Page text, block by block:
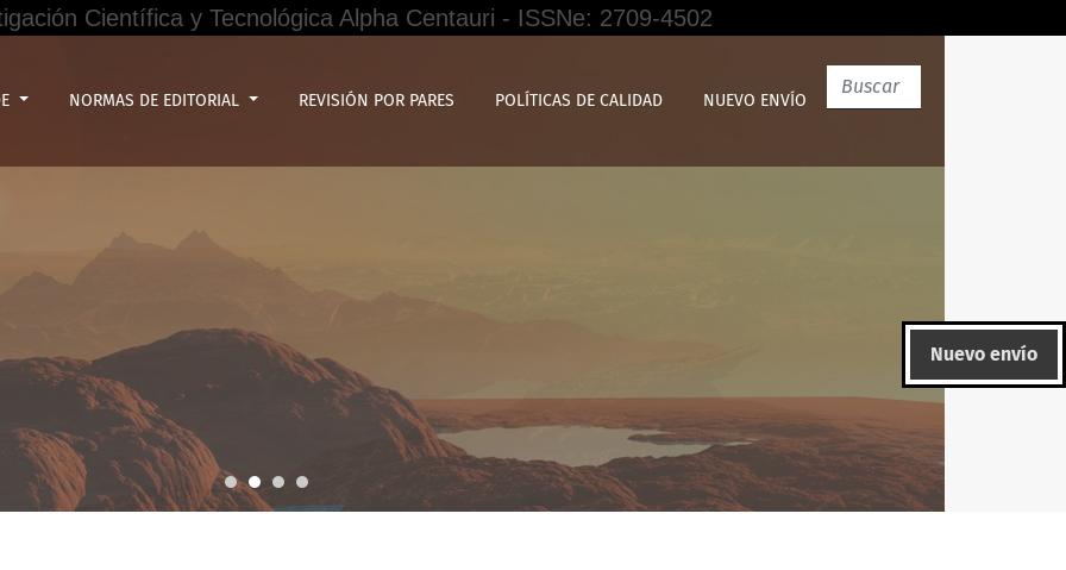
Científica y Tecnológica Alpha Centauri - ISSNe: 2709-4502
NORMAS DE EDITORIAL REVISIÓN POR PARES POLÍTICAS DE CALIDAD NUEVO ENVÍO
Nuevo envío